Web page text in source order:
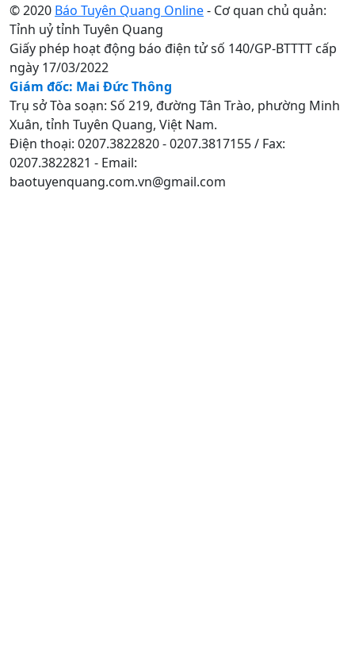
© 2020 Báo Tuyên Quang Online- Cơ quan chủ quản:
Tỉnh uỷ tỉnh Tuyên Quang
Giấy phép hoạt động báo điện tử số 140/GP-BTTTT cấp
ngày 17/03/2022
Giám đốc: Mai Đức Thông
Trụ sở Tòa soạn: Số 219, đường Tân Trào, phường Minh
Xuân, tỉnh Tuyên Quang, Việt Nam.
Điện thoại: 0207.3822820 - 0207.3817155 / Fax:
0207.3822821 - Email:
baotuyenquang.com.vn@gmail.com